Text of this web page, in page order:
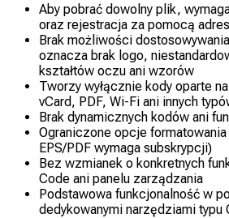
Aby pobrać dowolny plik,
oraz rejestracja za pomocą
Brak możliwości
oznacza brak logo,
kształtów oczu ani wzorów
Tworzy wyłącznie kody oparte
vCard, PDF, Wi-Fi ani innych
Brak dynamicznych kodów ani
Ograniczone opcje
EPS/PDF wymaga subskrypcji)
Bez wzmianek o konkretnych
Code ani panelu zarządzania
Podstawowa funkcjonalność w
dedykowanymi narzędziami typu